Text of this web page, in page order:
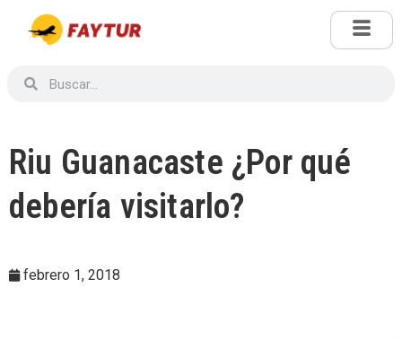
Riu Guanacaste ¿Por qué
debería visitarlo?
febrero 1, 2018